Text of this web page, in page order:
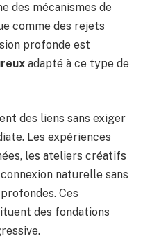
des mécanismes de
comme des rejets
profonde est
adapté à ce type de
des liens sans exiger
Les expériences
les ateliers créatifs
naturelle sans
Ces
des fondations